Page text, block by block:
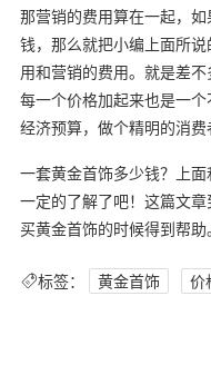
那营销的费用算在一起，
钱，那么就把小编上面所
用和营销的费用。就是差
每一个价格加起来也是一
经济预算，做个精明的消费
一套黄金首饰多少钱？上
一定的了解了吧！这篇文
买黄金首饰的时候得到帮助。
标签： 黄金首饰 价